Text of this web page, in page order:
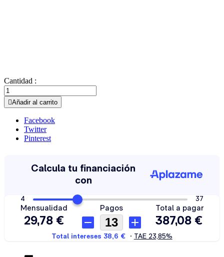
Cantidad :
Añadir al carrito
Facebook
Twitter
Pinterest